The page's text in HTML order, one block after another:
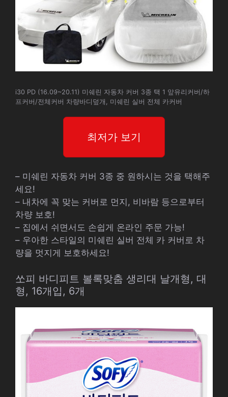
i30 PD (16.09~20.11) 미쉐린 자동차 커버 3종 택 1 앞유리커버/하
프커버/전체커버 차량바디덮개, 미쉐린 실버 전체 카커버
최저가 보기
– 미쉐린 자동차 커버 3종 중 원하시는 것을 택해주
세요!
– 내차에 꼭 맞는 커버로 먼지, 비바람 등으로부터
차량 보호!
– 집에서 쉬면서도 손쉽게 온라인 주문 가능!
– 우아한 스타일의 미쉐린 실버 전체 카 커버로 차
량을 멋지게 보호하세요!
쏘피 바디피트 볼록맞춤 생리대 날개형, 대
형, 16개입, 6개